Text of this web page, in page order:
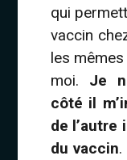
qui
vaccin
les
moi. Je
côté il
de
du vaccin.